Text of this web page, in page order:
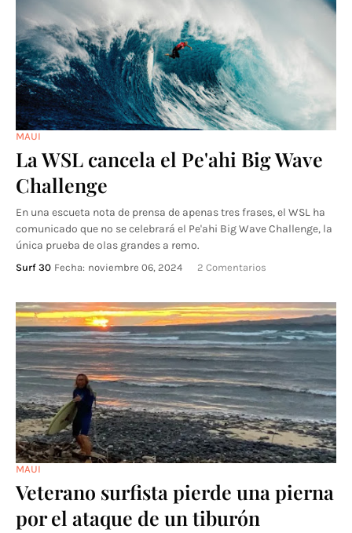
MAUI
La WSL cancela el Pe'ahi Big Wave
Challenge
En una escueta nota de prensa de apenas tres frases, el WSL ha
comunicado que no se celebrará el Pe'ahi Big Wave Challenge, la
única prueba de olas grandes a remo.
Surf 30 Fecha: noviembre 06, 2024 2 Comentarios
MAUI
Veterano surfista pierde una pierna
por el ataque de un tiburón